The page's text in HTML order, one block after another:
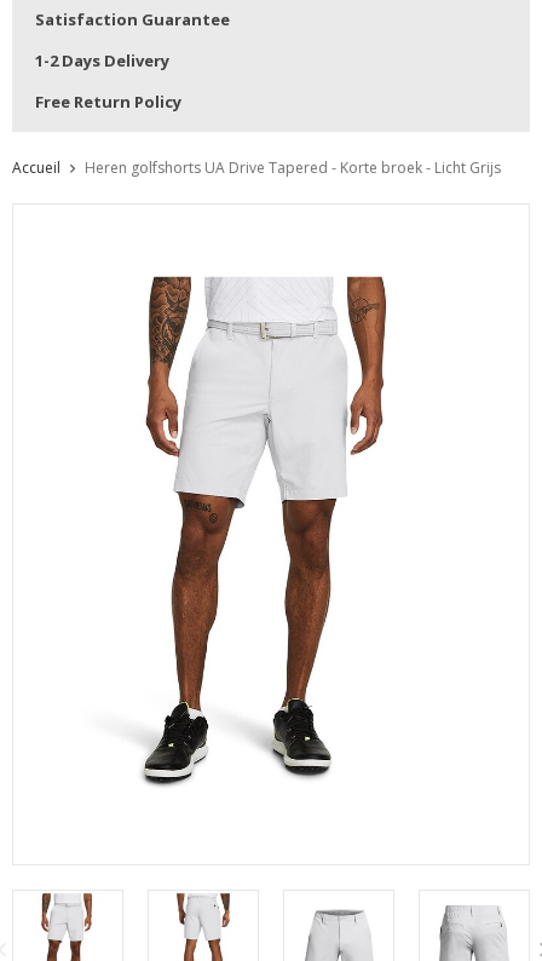
Satisfaction Guarantee
1-2 Days Delivery
Free Return Policy
Accueil Heren golfshorts UA Drive Tapered - Korte broek - Licht Grijs